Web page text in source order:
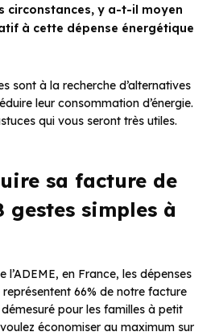
circonstances, y a-t-il moyen
à cette dépense énergétique
sont à la recherche d’alternatives
leur consommation d’énergie.
qui vous seront très utiles.
sa facture de
gestes simples à
l’ADEME, en France, les dépenses
66% de notre facture
pour les familles à petit
économiser au maximum sur